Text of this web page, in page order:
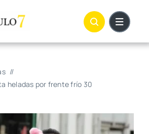
heladas por frente frío 30